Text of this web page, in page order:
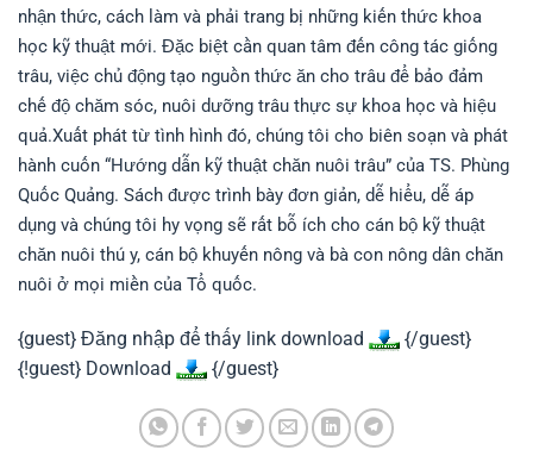
nhận thức, cách làm và phải trang bị những kiến thức khoa
học kỹ thuật mới. Đặc biệt cần quan tâm đến công tác giống
trâu, việc chủ động tạo nguồn thức ăn cho trâu để bảo đảm
chế độ chăm sóc, nuôi dưỡng trâu thực sự khoa học và hiệu
quả.Xuất phát từ tình hình đó, chúng tôi cho biên soạn và phát
hành cuốn “Hướng dẫn kỹ thuật chăn nuôi trâu” của TS. Phùng
Quốc Quảng. Sách được trình bày đơn giản, dễ hiểu, dễ áp
dụng và chúng tôi hy vọng sẽ rất bỗ ích cho cán bộ kỹ thuật
chăn nuôi thú y, cán bộ khuyến nông và bà con nông dân chăn
nuôi ở mọi miền của Tổ quốc.
{guest} Đăng nhập để thấy link download
{/guest}
{!guest} Download
{/guest}